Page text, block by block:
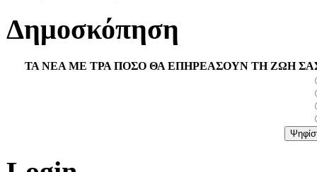
Δημοσκόπηση
ΤΑ ΝΕΑ ΜΕ ΤΡΑ ΠΟΣΟ ΘΑ ΕΠΗΡΕΑΣΟΥΝ ΤΗ ΖΩΗ